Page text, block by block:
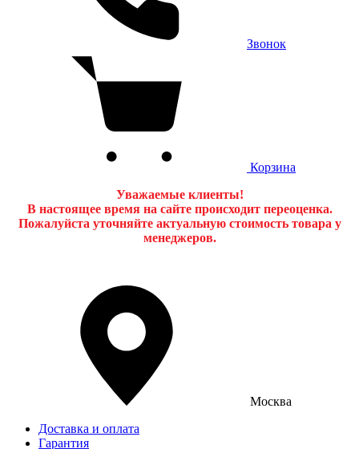
Звонок
Корзина
Уважаемые клиенты!
В настоящее время на сайте происходит переоценка.
Пожалуйста уточняйте актуальную стоимость товара у
менеджеров.
Москва
Доставка и оплата
Гарантия